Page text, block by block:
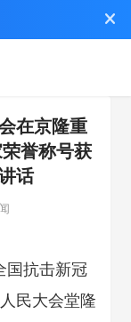
在京隆重
誉称号获
话
国抗击新冠
民大会堂隆